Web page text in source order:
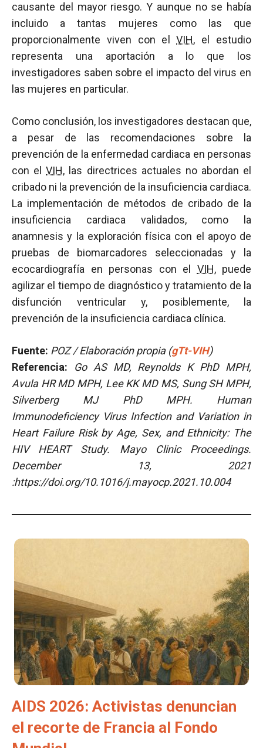
causante del mayor riesgo. Y aunque no se había
incluido a tantas mujeres como las que
proporcionalmente viven con elVIH, el estudio
representa una aportación a lo que los
investigadores saben sobre el impacto del virus en
las mujeres en particular.
Como conclusión, los investigadores destacan que,
a pesar de las recomendaciones sobre la
prevención de la enfermedad cardiaca en personas
con elVIH, las directrices actuales no abordan el
cribado ni la prevención de la insuficiencia cardiaca.
La implementación de métodos de cribado de la
insuficiencia cardiaca validados, como la
anamnesis y la exploración física con el apoyo de
pruebas de biomarcadores seleccionadas y la
ecocardiografía en personas con el VIH, puede
agilizar el tiempo de diagnóstico y tratamiento de la
disfunción ventricular y, posiblemente, la
prevención de la insuficiencia cardiaca clínica.
Fuente: POZ / Elaboración propia (gTt-VIH)
Referencia:
Go AS MD, Reynolds K PhD MPH,
Avula HR MD MPH, Lee KK MD MS, Sung SH MPH,
Silverberg MJ PhD MPH. Human
Immunodeficiency Virus Infection and Variation in
Heart Failure Risk by Age, Sex, and Ethnicity: The
HIV HEART Study. Mayo Clinic Proceedings.
December 13, 2021
:https://doi.org/10.1016/j.mayocp.2021.10.004
AIDS 2026: Activistas denuncian
el recorte de Francia al Fondo